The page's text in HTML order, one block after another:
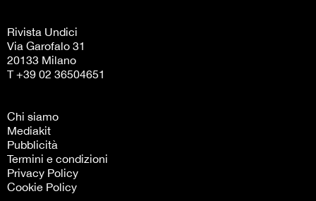
Rivista Undici
Via Garofalo 31
20133 Milano
T +39 02 36504651
Chi siamo
Mediakit
Pubblicità
Termini e condizioni
Privacy Policy
Cookie Policy